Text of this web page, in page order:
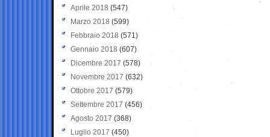
Aprile 2018 (547)
Marzo 2018 (599)
Febbraio 2018 (571)
Gennaio 2018 (607)
Dicembre 2017 (578)
Novembre 2017 (632)
Ottobre 2017 (579)
Settembre 2017 (456)
Agosto 2017 (368)
Luglio 2017 (450)